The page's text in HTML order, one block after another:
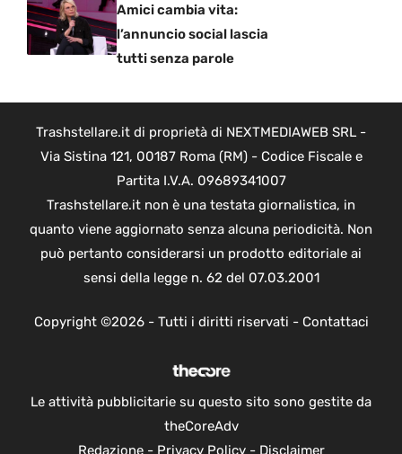
Amici cambia vita:
l’annuncio social lascia
tutti senza parole
Trashstellare.it di proprietà di NEXTMEDIAWEB SRL -
Via Sistina 121, 00187 Roma (RM) - Codice Fiscale e
Partita I.V.A. 09689341007
Trashstellare.it non è una testata giornalistica, in
quanto viene aggiornato senza alcuna periodicità. Non
può pertanto considerarsi un prodotto editoriale ai
sensi della legge n. 62 del 07.03.2001
Copyright ©2026 - Tutti i diritti riservati - Contattaci
Le attività pubblicitarie su questo sito sono gestite da
theCoreAdv
Redazione- Privacy Policy- Disclaimer